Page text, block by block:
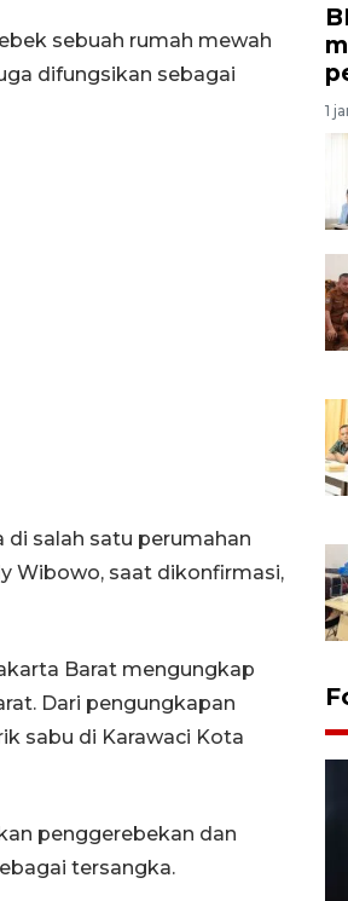
sebuah rumah mewah
difungsikan sebagai
salah satu perumahan
Wibowo, saat dikonfirmasi,
Barat mengungkap
Dari pengungkapan
sabu di Karawaci Kota
penggerebekan dan
tersangka.
1